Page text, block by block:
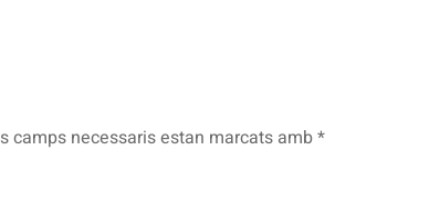
camps necessaris estan marcats amb*